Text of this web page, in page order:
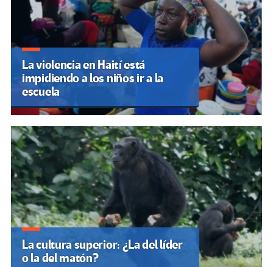
La violencia en Haití está
impidiendo a los niños ir a la
escuela
La cultura superior: ¿La del líder
o la del matón?